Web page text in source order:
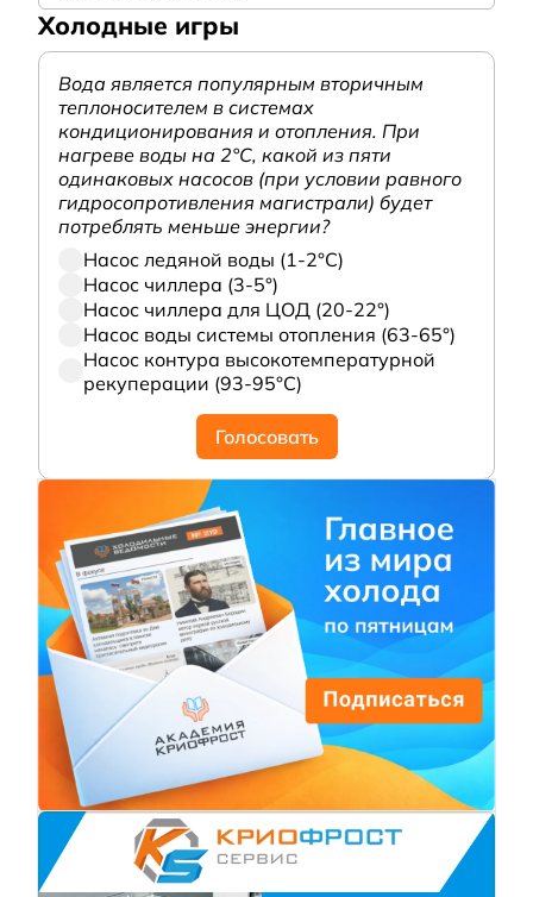
Холодные игры
Вода является популярным вторичным
теплоносителем в системах
кондиционирования и отопления. При
нагреве воды на 2°С, какой из пяти
одинаковых насосов (при условии равного
гидросопротивления магистрали) будет
потреблять меньше энергии?
Насос ледяной воды (1-2°С)
Насос чиллера (3-5°)
Насос чиллера для ЦОД (20-22°)
Насос воды системы отопления (63-65°)
Насос контура высокотемпературной
рекуперации (93-95°С)
Голосовать